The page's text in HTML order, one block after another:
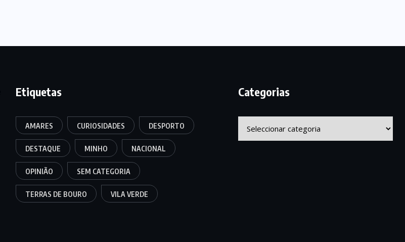
Etiquetas
AMARES CURIOSIDADES DESPORTO
DESTAQUE MINHO NACIONAL
OPINIÃO SEM CATEGORIA
TERRAS DE BOURO VILA VERDE
Categorias